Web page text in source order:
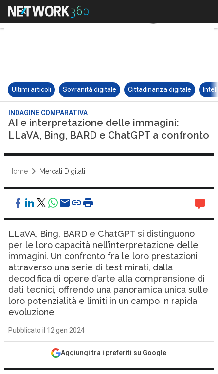
Ultimi articoli Sovranità digitale Cittadinanza digitale
INDAGINE COMPARATIVA
AI e interpretazione delle immagini:
LLaVA, Bing, BARD e ChatGPT a confronto
Home Mercati Digitali
LLaVA, Bing, BARD e ChatGPT si distinguono
per le loro capacità nell’interpretazione delle
immagini. Un confronto fra le loro prestazioni
attraverso una serie di test mirati, dalla
decodifica di opere d’arte alla comprensione di
dati tecnici, offrendo una panoramica unica sulle
loro potenzialità e limiti in un campo in rapida
evoluzione
Pubblicato il 12 gen 2024
Aggiungi tra i preferiti su Google